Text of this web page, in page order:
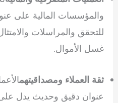
والمؤسسات المالية على
للتحقق والمراسلات
غسل الأموال.
ثقة العملاء ومصداقيتهم
عنوان دقيق وحديث يدل